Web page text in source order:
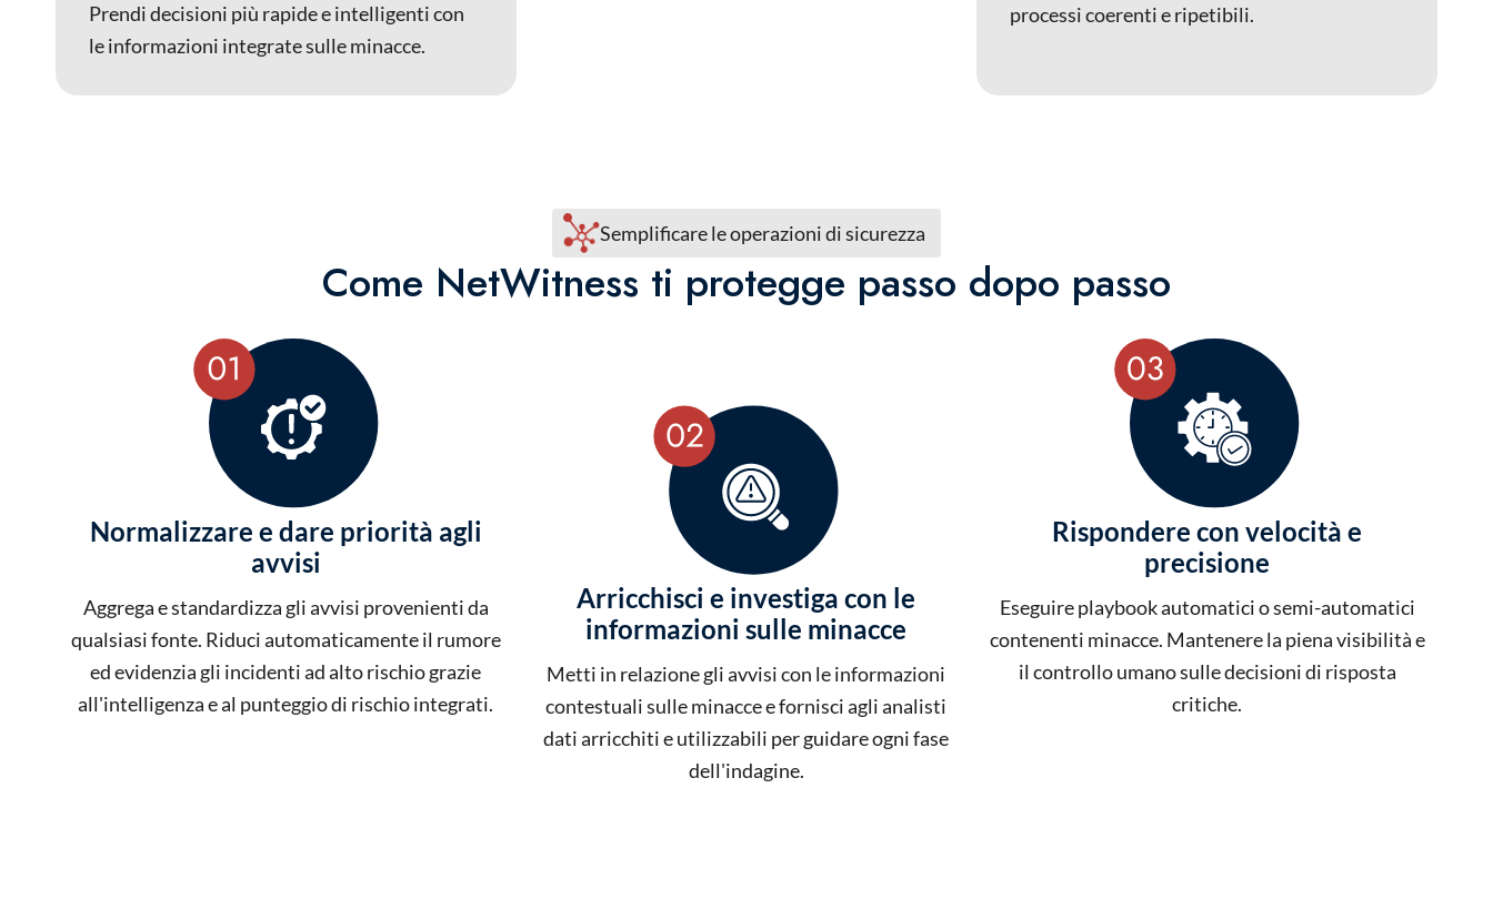
Prendi decisioni più rapide e intelligenti con
le informazioni integrate sulle minacce.
processi coerenti e ripetibili.
Semplificare le operazioni di sicurezza
Come NetWitness ti protegge passo dopo passo
Normalizzare e dare priorità agli
avvisi
Aggrega e standardizza gli avvisi provenienti da
qualsiasi fonte. Riduci automaticamente il rumore
ed evidenzia gli incidenti ad alto rischio grazie
all'intelligenza e al punteggio di rischio integrati.
Arricchisci e investiga con le
informazioni sulle minacce
Metti in relazione gli avvisi con le informazioni
contestuali sulle minacce e fornisci agli analisti
dati arricchiti e utilizzabili per guidare ogni fase
dell'indagine.
Rispondere con velocità e
precisione
Eseguire playbook automatici o semi-automatici
contenenti minacce. Mantenere la piena visibilità e
il controllo umano sulle decisioni di risposta
critiche.